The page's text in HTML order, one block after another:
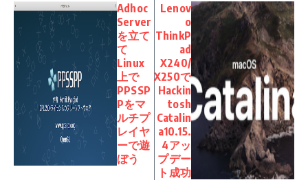
Adhoc
Server
を立て
て
Linux
上で
PPSSP
Pをマ
ルチプ
レイヤ
ーで遊
ぼう
Lenov
o
ThinkP
ad
X240/
X250で
Hackin
tosh
Catalin
a10.15.
4アッ
プデー
ト成功